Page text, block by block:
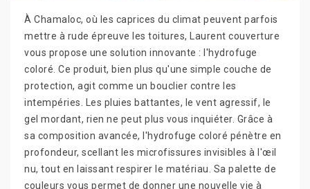
À Chamaloc, où les caprices du climat peuvent parfois
mettre à rude épreuve les toitures, Laurent couverture
vous propose une solution innovante : l'hydrofuge
coloré. Ce produit, bien plus qu'une simple couche de
protection, agit comme un bouclier contre les
intempéries. Les pluies battantes, le vent agressif, le
gel mordant, rien ne peut plus vous inquiéter. Grâce à
sa composition avancée, l'hydrofuge coloré pénètre en
profondeur, scellant les microfissures invisibles à l'œil
nu, tout en laissant respirer le matériau. Sa palette de
couleurs vous permet de donner une nouvelle vie à